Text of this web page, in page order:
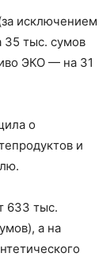
исключением
35 тыс. сумов
ЭКО — на 31
о
и
633 тыс.
а на